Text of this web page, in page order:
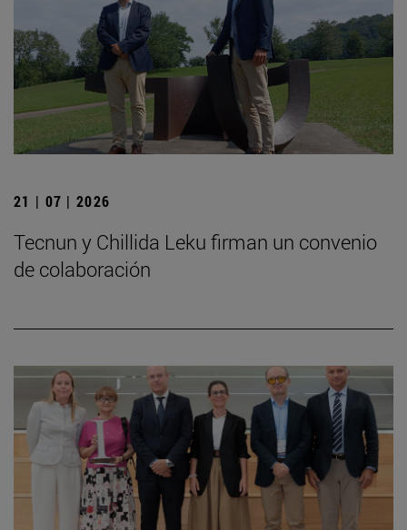
21 | 07 | 2026
Tecnun y Chillida Leku firman un convenio
de colaboración